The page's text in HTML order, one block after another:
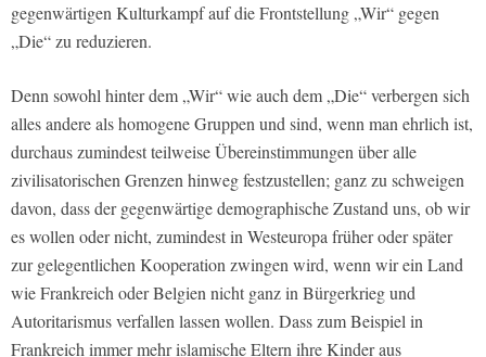
gegenwärtigen Kulturkampf auf die Frontstellung „Wir“ gegen
„Die“ zu reduzieren.
Denn sowohl hinter dem „Wir“ wie auch dem „Die“ verbergen sich
alles andere als homogene Gruppen und sind, wenn man ehrlich ist,
durchaus zumindest teilweise Übereinstimmungen über alle
zivilisatorischen Grenzen hinweg festzustellen; ganz zu schweigen
davon, dass der gegenwärtige demographische Zustand uns, ob wir
es wollen oder nicht, zumindest in Westeuropa früher oder später
zur gelegentlichen Kooperation zwingen wird, wenn wir ein Land
wie Frankreich oder Belgien nicht ganz in Bürgerkrieg und
Autoritarismus verfallen lassen wollen. Dass zum Beispiel in
Frankreich immer mehr islamische Eltern ihre Kinder aus